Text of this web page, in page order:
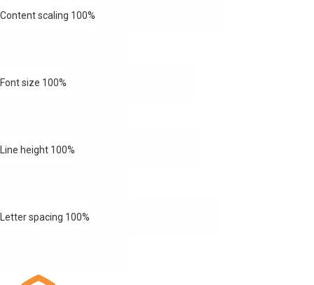
Content scaling 100%
Font size 100%
Line height 100%
Letter spacing 100%